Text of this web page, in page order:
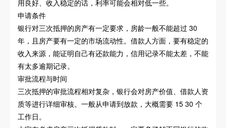
用良好、收入稳定的话，利率可能会相对低一些。
申请条件
银行对三次抵押的房产有一定要求，房龄一般不能超过 30
年，且房产要有一定的市场流动性。借款人方面，要有稳定的
收入来源，能证明自己有还款能力，信用记录不能太差，不能
有太多逾期记录。
审批流程与时间
三次抵押的审批流程相对复杂，银行会对房产价值、借款人资
质等进行详细审核。一般从申请到放款，大概需要 15 30 个
工作日。